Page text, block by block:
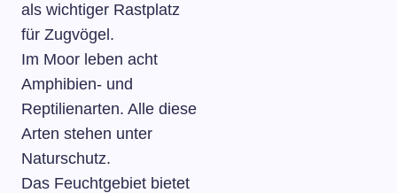
als wichtiger Rastplatz
für Zugvögel.
Im Moor leben acht
Amphibien- und
Reptilienarten. Alle diese
Arten stehen unter
Naturschutz.
Das Feuchtgebiet bietet